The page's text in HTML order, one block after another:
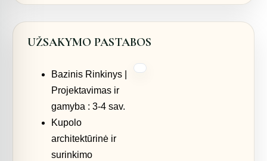
UŽSAKYMO PASTABOS
Bazinis Rinkinys |
Projektavimas ir
gamyba : 3-4 sav.
Kupolo
architektūrinė ir
surinkimo